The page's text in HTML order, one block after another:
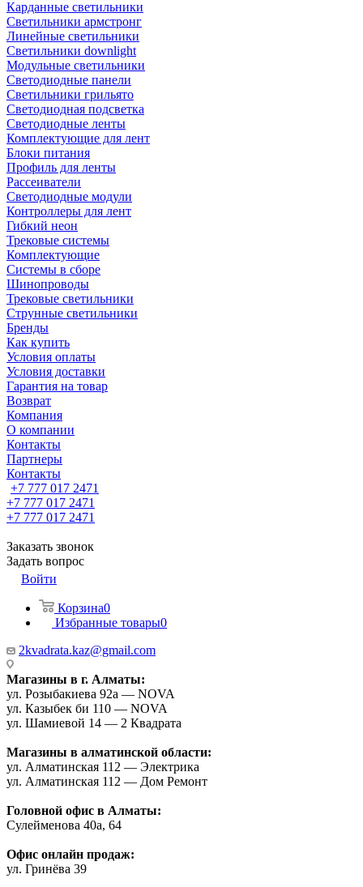
Карданные светильники
Светильники армстронг
Линейные светильники
Светильники downlight
Модульные светильники
Светодиодные панели
Светильники грильято
Светодиодная подсветка
Светодиодные ленты
Комплектующие для лент
Блоки питания
Профиль для ленты
Рассеиватели
Светодиодные модули
Контроллеры для лент
Гибкий неон
Трековые системы
Комплектующие
Системы в сборе
Шинопроводы
Трековые светильники
Струнные светильники
Бренды
Как купить
Условия оплаты
Условия доставки
Гарантия на товар
Возврат
Компания
О компании
Контакты
Партнеры
Контакты
+7 777 017 2471
+7 777 017 2471
+7 777 017 2471
Заказать звонок
Задать вопрос
Войти
Корзина0
Избранные товары0
2kvadrata.kaz@gmail.com
Магазины в г. Алматы:
ул. Розыбакиева 92а — NOVA
ул. Казыбек би 110 — NOVA
ул. Шамиевой 14 — 2 Квадрата
Магазины в алматинской области:
ул. Алматинская 112 — Электрика
ул. Алматинская 112 — Дом Ремонт
Головной офис в Алматы:
Сулейменова 40а, 64
Офис онлайн продаж:
ул. Гринёва 39